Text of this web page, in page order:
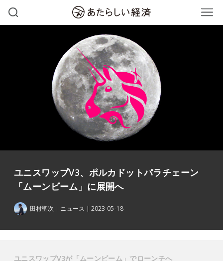
ユニスワップV3、ポルカドットパラチェーン
「ムーンビーム」に展開へ
田村聖次 ニュース 2023-05-18
ユニスワップV3が「ムーンビーム」でローンチへ